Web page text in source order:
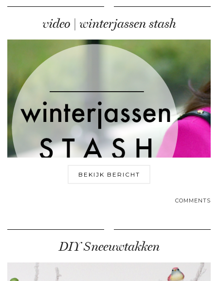
video | winterjassen stash
BEKIJK BERICHT
COMMENTS
DIY Sneeuwtakken